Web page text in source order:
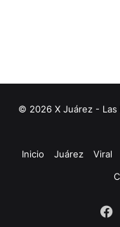
© 2026 X Juárez -
Inicio
Juárez Viral